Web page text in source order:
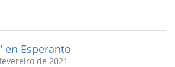
Esperanto
de 2021